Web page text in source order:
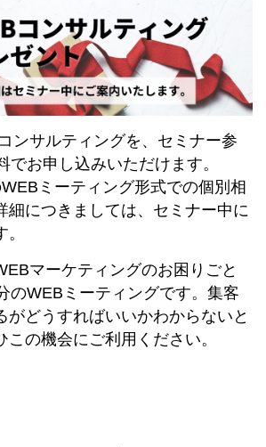
ンサルティングを、セミナー参
でお申し込みいただけます。
ミーティング形式での個別相
細につきましては、セミナー中に
マーケティングのお困りごと
のWEBミーティングです。集客
がどうすればいいかわからないと
この機会にご利用ください。